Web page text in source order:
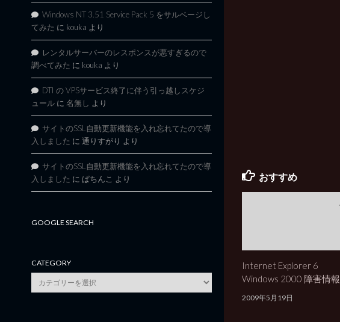
おすすめ
Internet Explorer 6
Windows 2000 障害情報
2009年5月19日
Windows NT 3.51 Service Pack 5 をサルベージし
てみた に kouka より
レンタルサーバーのレスポンスが悪すぎるので
調べてみた に kouka より
DTI の VPSサービス終了に伴う引っ越しスケジ
ュール に 名無し より
サイトのSSL自動更新機能を入れ忘れてたので導
入しました に 通りすがり より
サイトのSSL自動更新機能を入れ忘れてたので導
入しました に ぱちんこ より
GOOGLE SEARCH
CATEGORY
category